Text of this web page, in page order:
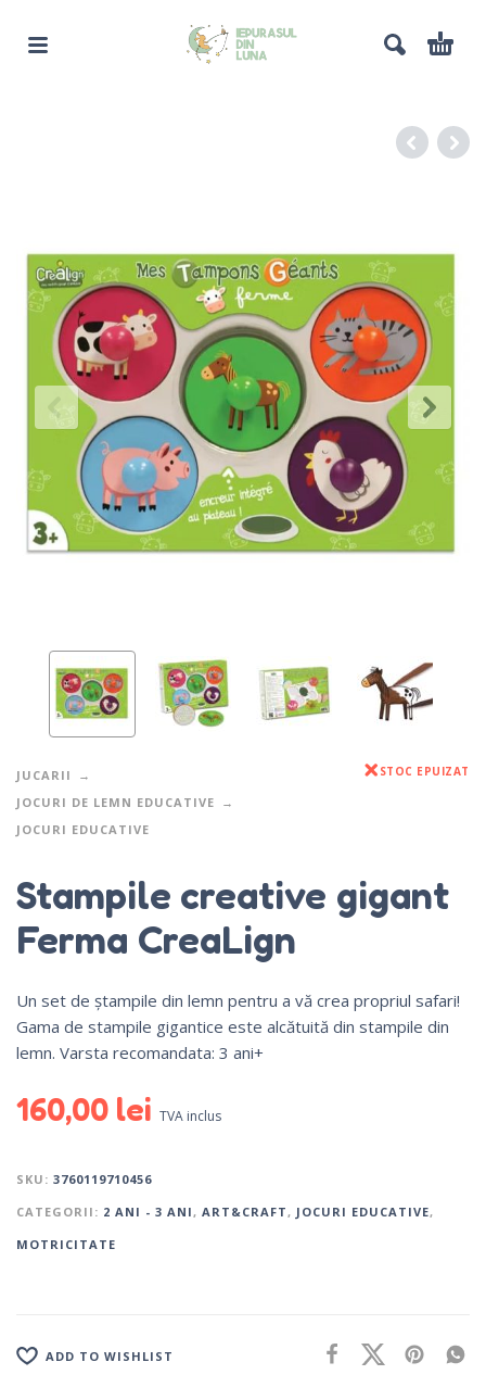
JUCARII
JOCURI DE LEMN EDUCATIVE
JOCURI EDUCATIVE
STOC EPUIZAT
Stampile creative gigant
Ferma CreaLign
Un set de ștampile din lemn pentru a vă crea propriul safari!
Gama de stampile gigantice este alcătuită din stampile din
lemn. Varsta recomandata: 3 ani+
160,00 lei TVA inclus
SKU: 3760119710456
CATEGORII: 2 ANI - 3 ANI, ART&CRAFT, JOCURI EDUCATIVE,
MOTRICITATE
ADD TO WISHLIST